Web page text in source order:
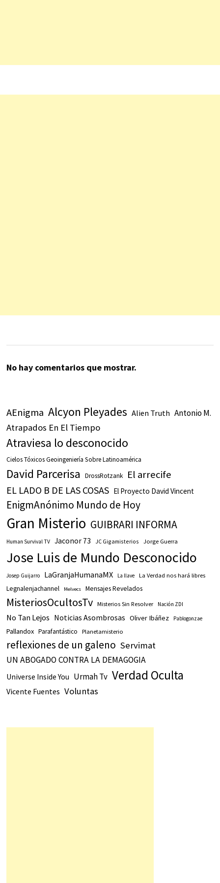
No hay comentarios que mostrar.
AEnigma Alcyon Pleyades Alien Truth Antonio M.
Atrapados En El Tiempo
Atraviesa lo desconocido
Cielos Tóxicos Geoingeniería Sobre Latinoamérica
David Parcerisa DrossRotzank El arrecife
EL LADO B DE LAS COSAS El Proyecto David Vincent
EnigmAnónimo Mundo de Hoy
Gran Misterio GUIBRARI INFORMA
Human Survival TV Jaconor 73 JC Gigamisterios Jorge Guerra
Jose Luis de Mundo Desconocido
Josep Guijarro LaGranjaHumanaMX La llave La Verdad nos hará libres
Legnalenjachannel Melvecs Mensajes Revelados
MisteriosOcultosTv Misterios Sin Resolver Nación ZDI
No Tan Lejos Noticias Asombrosas Oliver Ibáñez Pablogonzae
Pallandox Parafantástico Planetamisterio
reflexiones de un galeno Servimat
UN ABOGADO CONTRA LA DEMAGOGIA
Universe Inside You Urmah Tv Verdad Oculta
Vicente Fuentes Voluntas